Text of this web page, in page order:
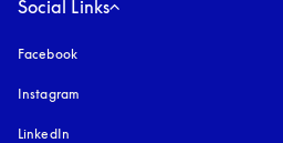
Social Links
Facebook
Instagram
LinkedIn